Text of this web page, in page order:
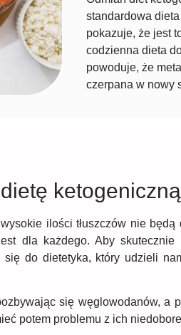
standardowa
pokazuje, że jest
codzienna dieta
powoduje, że
czerpana w nowy
ilości tłuszczów nie będą
dla każdego. Aby skutecznie
do dietetyka, który udzieli
się węglowodanów, a
potem problemu z ich